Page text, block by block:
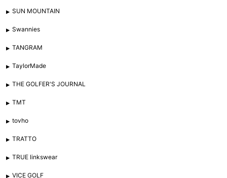
SUN MOUNTAIN
Swannies
TANGRAM
TaylorMade
THE GOLFER'S JOURNAL
TMT
tovho
TRATTO
TRUE linkswear
VICE GOLF